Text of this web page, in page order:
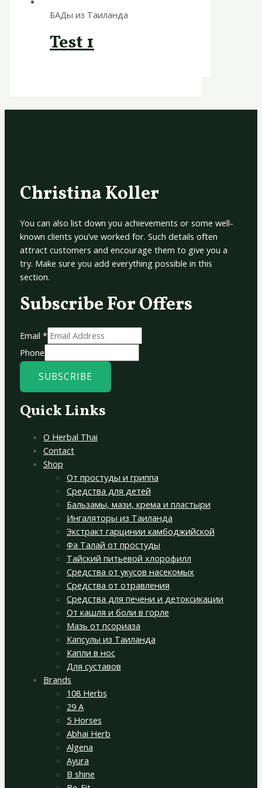
БАДы из Таиланда
Test 1
Christina Koller
You can also list down you achievements or some well-
known clients you’ve worked for. Such details often
attract customers and encourage them to give you a
try. Make sure you add everything possible in this
section.
Subscribe For Offers
Email *
Phone
SUBSCRIBE
Quick Links
О Herbal Thai
Contact
Shop
От простуды и гриппа
Средства для детей
Бальзамы, мази, крема и пластыри
Ингаляторы из Таиланда
Экстракт гарцинии камбоджийской
Фа Талай от простуды
Тайский питьевой хлорофилл
Средства от укусов насекомых
Средства от отравления
Средства для печени и детоксикации
От кашля и боли в горле
Мазь от псориаза
Капсулы из Таиланда
Капли в нос
Для суставов
Brands
108 Herbs
29 A
5 Horses
Abhai Herb
Algena
Ayura
B shine